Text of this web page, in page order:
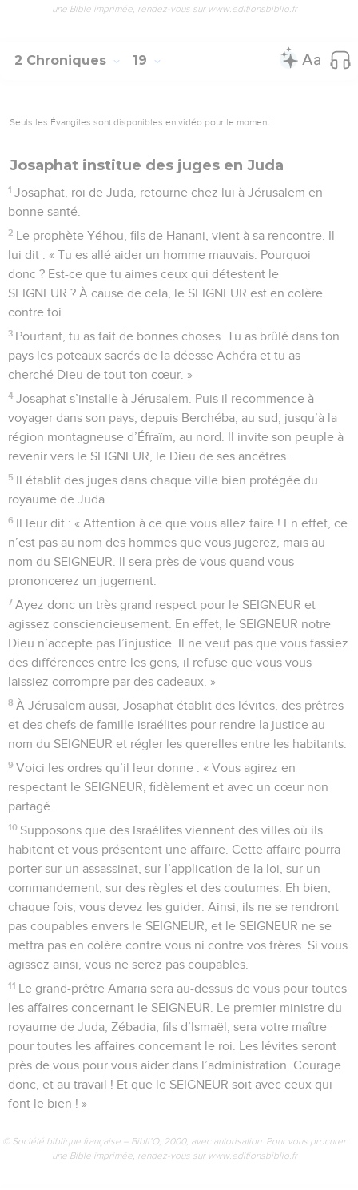
une Bible imprimée, rendez-vous sur www.editionsbiblio.fr
2 Chroniques 19
Seuls les Évangiles sont disponibles en vidéo pour le moment.
Josaphat institue des juges en Juda
1 Josaphat, roi de Juda, retourne chez lui à Jérusalem en
bonne santé.
2 Le prophète Yéhou, fils de Hanani, vient à sa rencontre. Il
lui dit : « Tu es allé aider un homme mauvais. Pourquoi
donc ? Est-ce que tu aimes ceux qui détestent le
SEIGNEUR ? À cause de cela, le SEIGNEUR est en colère
contre toi.
3 Pourtant, tu as fait de bonnes choses. Tu as brûlé dans ton
pays les poteaux sacrés de la déesse Achéra et tu as
cherché Dieu de tout ton cœur. »
4 Josaphat s’installe à Jérusalem. Puis il recommence à
voyager dans son pays, depuis Berchéba, au sud, jusqu’à la
région montagneuse d’Éfraïm, au nord. Il invite son peuple à
revenir vers le SEIGNEUR, le Dieu de ses ancêtres.
5 Il établit des juges dans chaque ville bien protégée du
royaume de Juda.
6 Il leur dit : « Attention à ce que vous allez faire ! En effet, ce
n’est pas au nom des hommes que vous jugerez, mais au
nom du SEIGNEUR. Il sera près de vous quand vous
prononcerez un jugement.
7 Ayez donc un très grand respect pour le SEIGNEUR et
agissez consciencieusement. En effet, le SEIGNEUR notre
Dieu n’accepte pas l’injustice. Il ne veut pas que vous fassiez
des différences entre les gens, il refuse que vous vous
laissiez corrompre par des cadeaux. »
8 À Jérusalem aussi, Josaphat établit des lévites, des prêtres
et des chefs de famille israélites pour rendre la justice au
nom du SEIGNEUR et régler les querelles entre les habitants.
9 Voici les ordres qu’il leur donne : « Vous agirez en
respectant le SEIGNEUR, fidèlement et avec un cœur non
partagé.
10 Supposons que des Israélites viennent des villes où ils
habitent et vous présentent une affaire. Cette affaire pourra
porter sur un assassinat, sur l’application de la loi, sur un
commandement, sur des règles et des coutumes. Eh bien,
chaque fois, vous devez les guider. Ainsi, ils ne se rendront
pas coupables envers le SEIGNEUR, et le SEIGNEUR ne se
mettra pas en colère contre vous ni contre vos frères. Si vous
agissez ainsi, vous ne serez pas coupables.
11 Le grand-prêtre Amaria sera au-dessus de vous pour toutes
les affaires concernant le SEIGNEUR. Le premier ministre du
royaume de Juda, Zébadia, fils d’Ismaël, sera votre maître
pour toutes les affaires concernant le roi. Les lévites seront
près de vous pour vous aider dans l’administration. Courage
donc, et au travail ! Et que le SEIGNEUR soit avec ceux qui
font le bien ! »
© Société biblique française – Bibli’O, 2000, avec autorisation. Pour vous procurer
une Bible imprimée, rendez-vous sur www.editionsbiblio.fr